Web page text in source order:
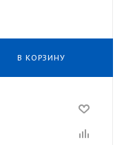
В КОРЗИНУ